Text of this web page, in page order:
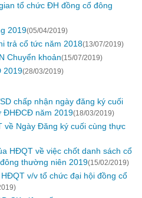
tổ chức ĐH đồng cổ đông
2019(05/04/2019)
trả cổ tức năm 2018(13/07/2019)
Chuyển khoản(15/07/2019)
2019(28/03/2019)
chấp nhận ngày đăng ký cuối
ĐHĐCĐ năm 2019(18/03/2019)
về Ngày Đăng ký cuối cùng thực
HĐQT về việc chốt danh sách cổ
thường niên 2019(15/02/2019)
v/v tổ chức đại hội đồng cổ